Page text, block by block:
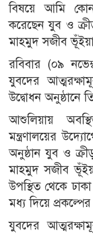
বিষয়ে আমি
করেছেন যুব ও
মাহমুদ সজীব
রবিবার (০৯
যুবদের
উদ্বোধন অনুষ্ঠানে
আশুলিয়ায়
মন্ত্রণালয়ের
অনুষ্ঠান যুব ও
মাহমুদ সজীব
উপস্থিত থেকে
মধ্য দিয়ে
যুবদের